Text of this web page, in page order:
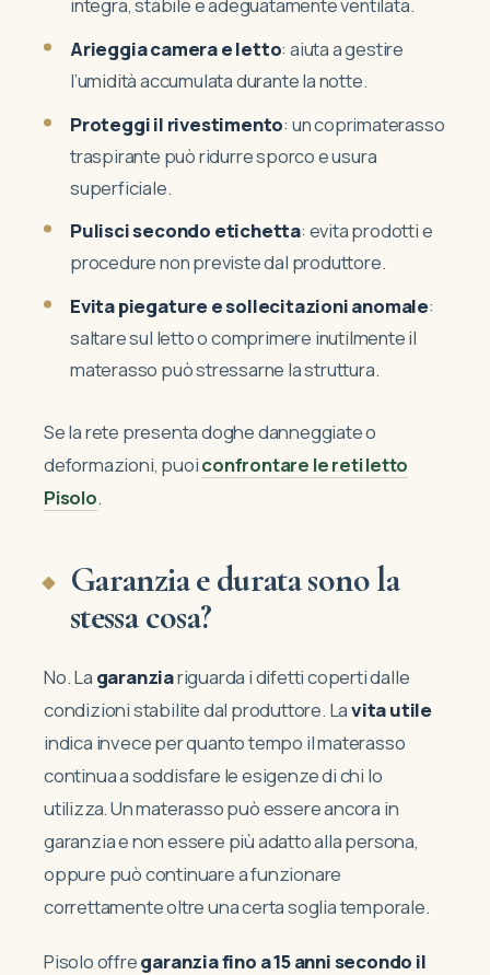
Arieggia camera e letto: aiuta a gestire
l’umidità accumulata durante la notte.
Proteggi il rivestimento: un coprimaterasso
traspirante può ridurre sporco e usura
superficiale.
Pulisci secondo etichetta: evita prodotti e
procedure non previste dal produttore.
Evita piegature e sollecitazioni anomale:
saltare sul letto o comprimere inutilmente il
materasso può stressarne la struttura.
Se la rete presenta doghe danneggiate o
deformazioni, puoiconfrontare le reti letto
Pisolo.
Garanzia e durata sono la
stessa cosa?
No. La garanziariguarda i difetti coperti dalle
condizioni stabilite dal produttore. Lavita utile
indica invece per quanto tempo il materasso
continua a soddisfare le esigenze di chi lo
utilizza. Un materasso può essere ancora in
garanzia e non essere più adatto alla persona,
oppure può continuare a funzionare
correttamente oltre una certa soglia temporale.
Pisolo offregaranzia fino a 15 anni secondo il